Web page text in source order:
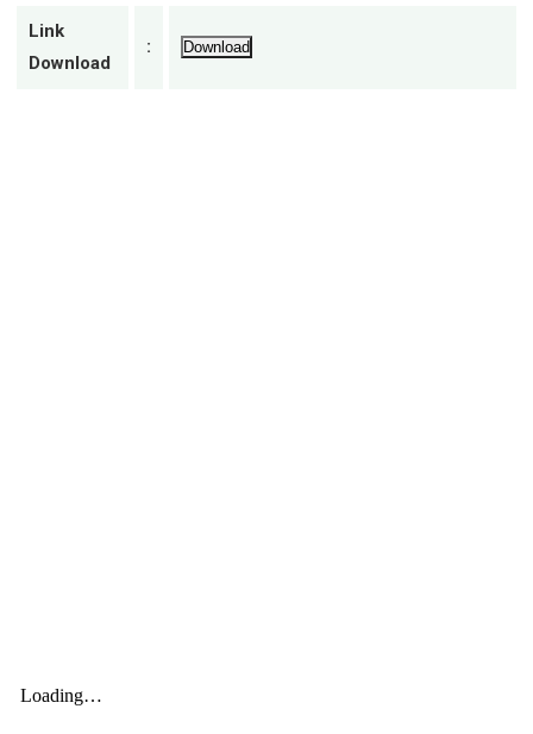
Link
Download
: Download